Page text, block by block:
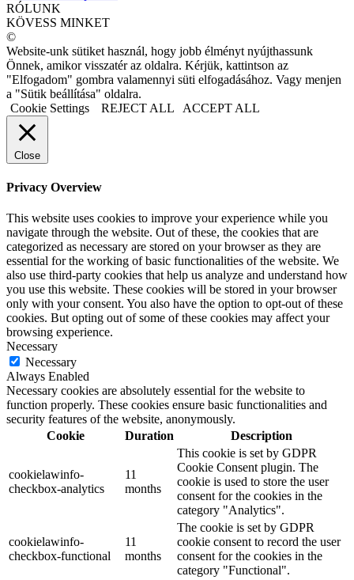
RÓLUNK
KÖVESS MINKET
©
Website-unk sütiket használ, hogy jobb élményt nyújthassunk
Önnek, amikor visszatér az oldalra. Kérjük, kattintson az
"Elfogadom" gombra valamennyi süti elfogadásához. Vagy menjen
a "Sütik beállítása" oldalra.
Cookie Settings
REJECT ALL ACCEPT ALL
Close
Privacy Overview
This website uses cookies to improve your experience while you
navigate through the website. Out of these, the cookies that are
categorized as necessary are stored on your browser as they are
essential for the working of basic functionalities of the website. We
also use third-party cookies that help us analyze and understand how
you use this website. These cookies will be stored in your browser
only with your consent. You also have the option to opt-out of these
cookies. But opting out of some of these cookies may affect your
browsing experience.
Necessary
Necessary
Always Enabled
Necessary cookies are absolutely essential for the website to
function properly. These cookies ensure basic functionalities and
security features of the website, anonymously.
Cookie
Duration Description
cookielawinfo-
checkbox-analytics
11
months
This cookie is set by GDPR
Cookie Consent plugin. The
cookie is used to store the user
consent for the cookies in the
category "Analytics".
cookielawinfo-
checkbox-functional
11
months
The cookie is set by GDPR
cookie consent to record the user
consent for the cookies in the
category "Functional".